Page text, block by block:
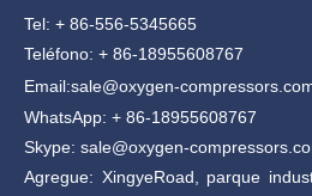
Tel: + 86-556-5345665
Teléfono: + 86-18955608767
Email:sale@oxygen-
WhatsApp: + 86-18955608767
Skype: sale@oxygen-
Agregue: XingyeRoad, parque